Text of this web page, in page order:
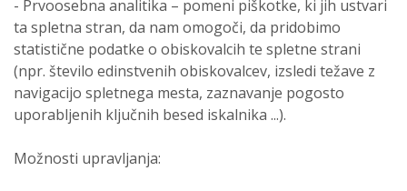
- Prvoosebna analitika – pomeni piškotke, ki jih ustvari
ta spletna stran, da nam omogoči, da pridobimo
statistične podatke o obiskovalcih te spletne strani
(npr. število edinstvenih obiskovalcev, izsledi težave z
navigacijo spletnega mesta, zaznavanje pogosto
uporabljenih ključnih besed iskalnika ...).
Možnosti upravljanja: